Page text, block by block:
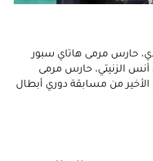
حارس مرمى هاتاي سبور
أنس الزنيتي، حارس مرمى
من مسابقة دوري أبطال